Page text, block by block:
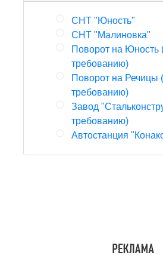
СНТ "Юность"
СНТ "Малиновка"
Поворот на Юность
требованию)
Поворот на Речицы
требованию)
Завод
требованию)
Автостанция